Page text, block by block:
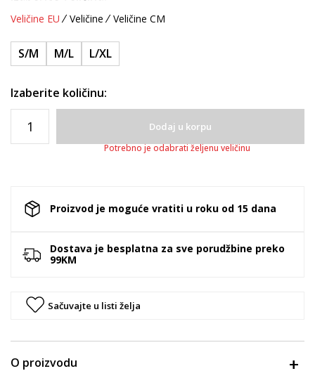
Veličine EU Veličine Veličine CM
S/M M/L L/XL
Izaberite količinu:
Dodaj u korpu
Potrebno je odabrati željenu veličinu
Proizvod je moguće vratiti u roku od 15 dana
Dostava je besplatna za sve porudžbine preko
99KM
Sačuvajte u listi želja
O proizvodu